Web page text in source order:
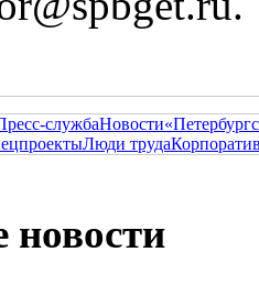
службаНовости
Люди труда
новости